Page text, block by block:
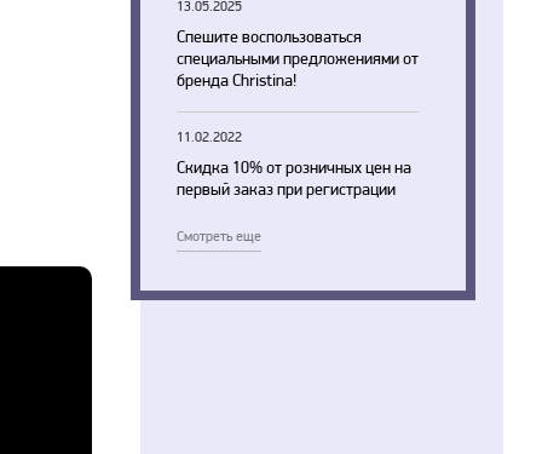
13.05.2025
Спешите воспользоваться
специальными предложениями от
бренда Christina!
11.02.2022
Скидка 10% от розничных цен на
первый заказ при регистрации
Смотреть еще